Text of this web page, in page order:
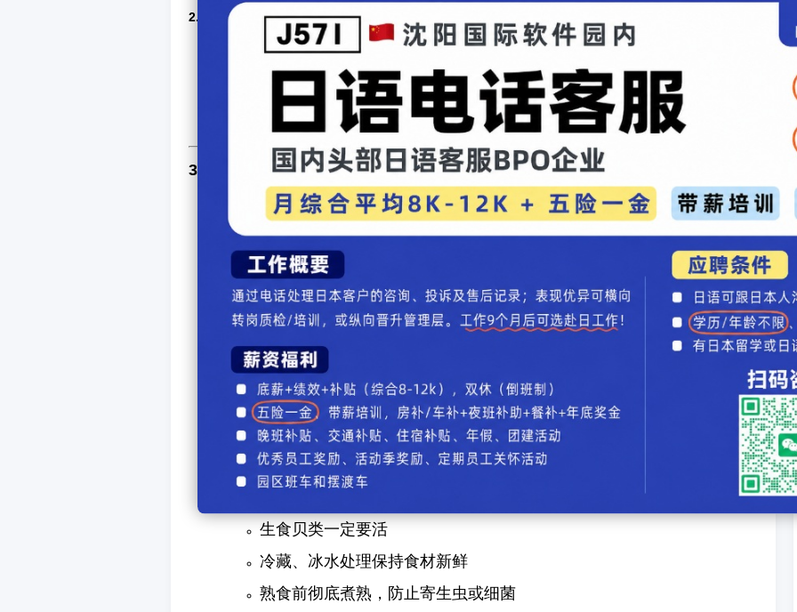
2.3 龙虾 / 小龙虾
活龙虾先冰镇或热水焯水，杀菌去腥
剥开尾部、剪开背壳，保留整块龙虾肉
配以清酒、昆布或香草蒸制，保持原味
3. 烹饪技巧要点
火候控制
贝类：快速加热至壳张开即可，过久易老
甲壳类：蒸或焯水时间控制在肉刚熟状态，口感弹牙
去腥提鲜
用昆布、清酒或柑橘类（柚子皮）蒸煮
避免过多酱汁覆盖食材原味
保持美观
贝壳、蟹壳、虾壳尽量完整
摆盘时利用壳或叶片点缀，提高观感
生食贝类一定要活
冷藏、冰水处理保持食材新鲜
熟食前彻底煮熟，防止寄生虫或细菌